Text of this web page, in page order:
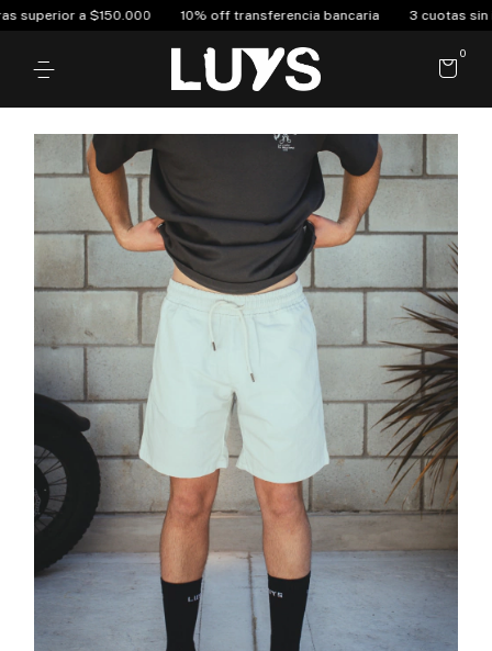
a $150.000 10% off transferencia bancaria 3 cuotas sin
0